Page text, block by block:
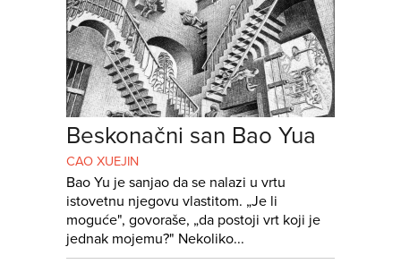
Beskonačni san Bao Yua
CAO XUEJIN
Bao Yu je sanjao da se nalazi u vrtu
istovetnu njegovu vlastitom. „Je li
moguće", govoraše, „da postoji vrt koji je
jednak mojemu?" Nekoliko...